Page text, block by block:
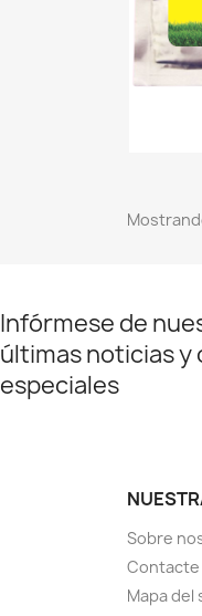
Infórmese de
últimas noticias y
especiales
Sobre
Mapa del